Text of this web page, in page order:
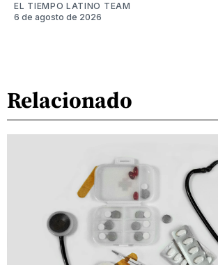
EL TIEMPO LATINO TEAM
6 de agosto de 2026
Relacionado